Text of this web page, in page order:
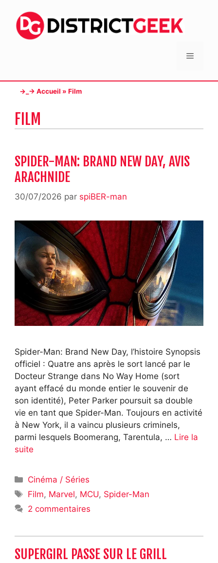
contenu
Menu
→_→ Accueil » Film
FILM
SPIDER-MAN: BRAND NEW DAY, AVIS
ARACHNIDE
30/07/2026 par spiBER-man
Spider-Man: Brand New Day, l’histoire Synopsis
officiel : Quatre ans après le sort lancé par le
Docteur Strange dans No Way Home (sort
ayant effacé du monde entier le souvenir de
son identité), Peter Parker poursuit sa double
vie en tant que Spider-Man. Toujours en activité
à New York, il a vaincu plusieurs criminels,
parmi lesquels Boomerang, Tarentula, … Lire la
suite
Catégories
Cinéma / Séries
Étiquettes
Film, Marvel, MCU, Spider-Man
2 commentaires
SUPERGIRL PASSE SUR LE GRILL